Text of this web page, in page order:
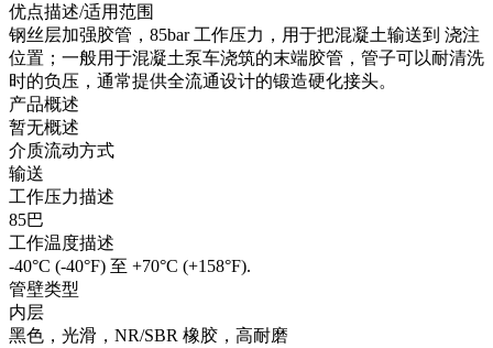
优点描述/适用范围
钢丝层加强胶管，85bar 工作压力，用于把混凝土输送到 浇注
位置；一般用于混凝土泵车浇筑的末端胶管，管子可以耐清洗
时的负压，通常提供全流通设计的锻造硬化接头。
产品概述
暂无概述
介质流动方式
输送
工作压力描述
85巴
工作温度描述
-40°C (-40°F) 至 +70°C (+158°F).
管壁类型
内层
黑色，光滑，NR/SBR 橡胶，高耐磨